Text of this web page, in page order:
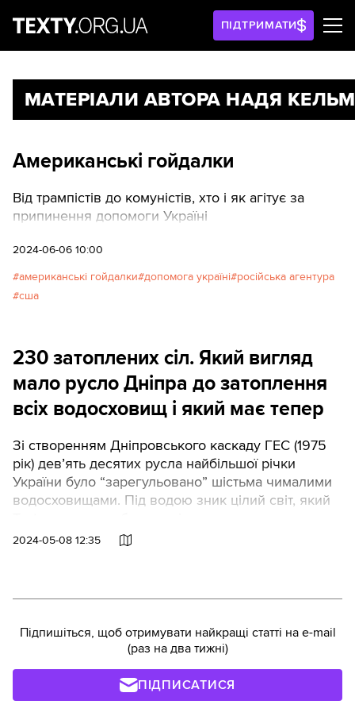
ПІДТРИМАТИ
МАТЕРІАЛИ АВТОРА НАДЯ КЕЛЬМ
Американські гойдалки
Від трампістів до комуністів, хто і як агітує за
припинення допомоги Україні
2024-06-06 10:00
aмериканські гойдалки допомога україні російська агентура
сша
230 затоплених сіл. Який вигляд
мало русло Дніпра до затоплення
всіх водосховищ і який має тепер
Зі створенням Дніпровського каскаду ГЕС (1975
рік) дев’ять десятих русла найбільшої річки
України було “зарегульовано” шістьма чималими
водосховищами. Під водою зник цілий світ, який
2024-05-08 12:35
Підпишіться, щоб отримувати найкращі статті на e-mail
(раз на два тижні)
ПІДПИСАТИСЯ